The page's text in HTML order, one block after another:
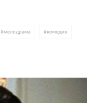
#мелодрама #комедия